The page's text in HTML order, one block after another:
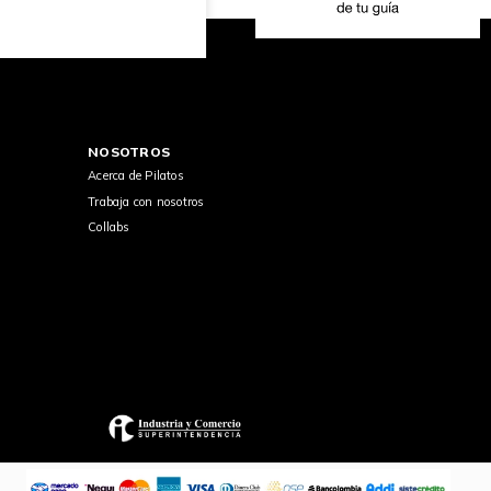
NOSOTROS
Acerca de Pilatos
Trabaja con nosotros
Collabs